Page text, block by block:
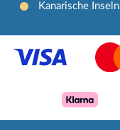
Kanarische Inseln